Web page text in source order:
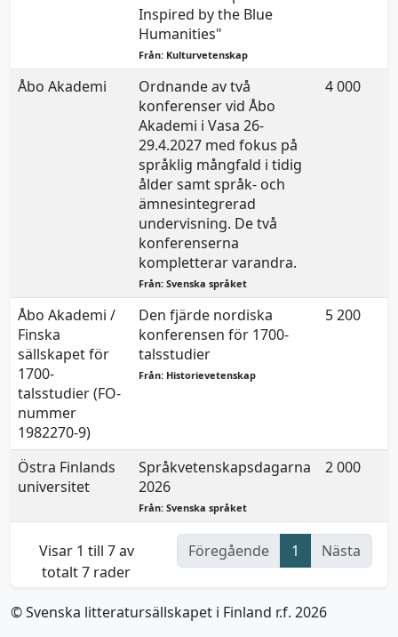
Inspired by the Blue
Humanities"
Från: Kulturvetenskap
Åbo Akademi
Ordnande av två
konferenser vid Åbo
Akademi i Vasa 26-
29.4.2027 med fokus på
språklig mångfald i tidig
ålder samt språk- och
ämnesintegrerad
undervisning. De två
konferenserna
kompletterar varandra.
Från: Svenska språket
4 000
Åbo Akademi /
Finska
sällskapet för
1700-
talsstudier (FO-
nummer
1982270-9)
Den fjärde nordiska
konferensen för 1700-
talsstudier
Från: Historievetenskap
5 200
Östra Finlands
universitet
Språkvetenskapsdagarna
2026
Från: Svenska språket
2 000
Visar 1 till 7 av
totalt 7 rader
Föregående 1 Nästa
© Svenska litteratursällskapet i Finland r.f. 2026